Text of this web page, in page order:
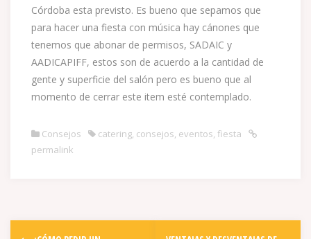
Córdoba esta previsto. Es bueno que sepamos que
para hacer una fiesta con música hay cánones que
tenemos que abonar de permisos, SADAIC y
AADICAPIFF, estos son de acuerdo a la cantidad de
gente y superficie del salón pero es bueno que al
momento de cerrar este item esté contemplado.
Consejos catering, consejos, eventos, fiesta
permalink